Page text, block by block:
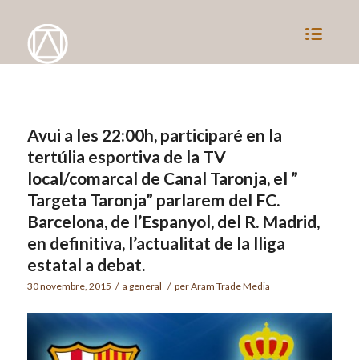
Avui a les 22:00h, participaré en la
tertúlia esportiva de la TV
local/comarcal de Canal Taronja, el ”
Targeta Taronja” parlarem del FC.
Barcelona, de l’Espanyol, del R. Madrid,
en definitiva, l’actualitat de la lliga
estatal a debat.
30 novembre, 2015 / a general / perAram Trade Media